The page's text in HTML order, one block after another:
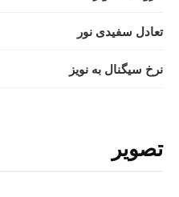
تعادل سفیدی نور
نرخ سیگنال به نویز
تصویر